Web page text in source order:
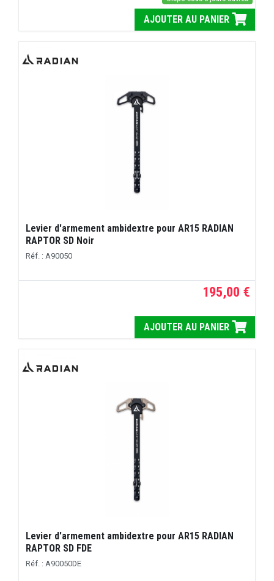
AJOUTER AU PANIER
Levier d'armement ambidextre pour AR15 RADIAN
RAPTOR SD Noir
Réf. : A90050
195,00 €
AJOUTER AU PANIER
Levier d'armement ambidextre pour AR15 RADIAN
RAPTOR SD FDE
Réf. : A90050DE